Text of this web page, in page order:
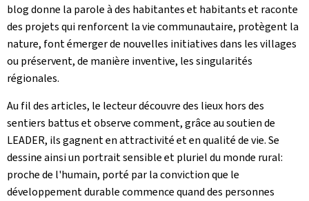
blog donne la parole à des habitantes et habitants et raconte
des projets qui renforcent la vie communautaire, protègent la
nature, font émerger de nouvelles initiatives dans les villages
ou préservent, de manière inventive, les singularités
régionales.
Au fil des articles, le lecteur découvre des lieux hors des
sentiers battus et observe comment, grâce au soutien de
LEADER, ils gagnent en attractivité et en qualité de vie. Se
dessine ainsi un portrait sensible et pluriel du monde rural:
proche de l'humain, porté par la conviction que le
développement durable commence quand des personnes